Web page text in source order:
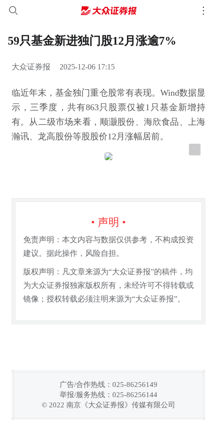
59只基金新进独门股12月涨逾7%
大众证券报 2025-12-06 17:15
临近年末，基金独门重仓股常有表现。Wind数据显
示，三季度，共有863只股票仅被1只基金新增持
有。从二级市场来看，顺灏股份、海欣食品、上海
瀚讯、龙高股份等股股价12月涨幅居前。
• 声明 •
免责声明：本文内容与数据仅供参考，不构成投资
建议。据此操作，风险自担。
版权声明：凡文章来源为“大众证券报”的稿件，均
为大众证券报独家版权所有，未经许可不得转载或
镜像；授权转载必须注明来源为“大众证券报”。
广告/合作热线：025-86256149
举报/服务热线：025-86256144
© 2022 南京《大众证券报》传媒有限公司
链接复制成功！